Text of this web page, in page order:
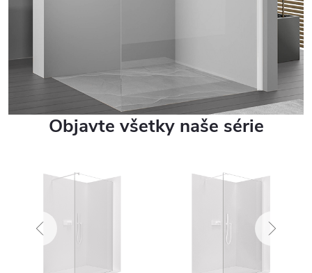
Objavte všetky naše série